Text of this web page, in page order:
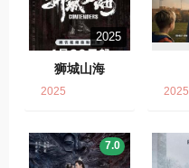
2025
狮城山海
2025 2025
7.0